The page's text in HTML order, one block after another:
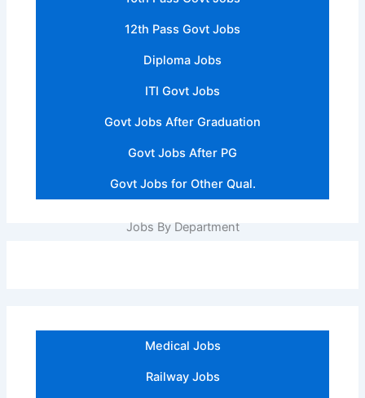
12th Pass Govt Jobs
Diploma Jobs
ITI Govt Jobs
Govt Jobs After Graduation
Govt Jobs After PG
Govt Jobs for Other Qual.
Jobs By Department
Medical Jobs
Railway Jobs